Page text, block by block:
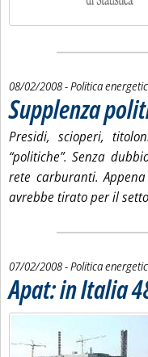
08/02/2008- Politica
Supplenza
Presidi, scioperi,
“politiche”. Senza
rete carburanti.
avrebbe tirato per il
07/02/2008- Politica
Apat: in Italia